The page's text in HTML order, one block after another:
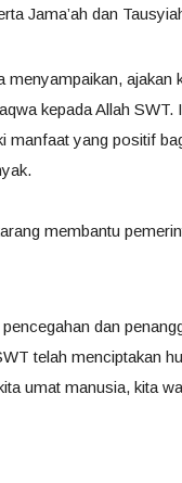
Jama’ah dan
menyampaikan,
kepada Allah
manfaat yang positif
membantu
dan
telah menciptakan
umat manusia, kita